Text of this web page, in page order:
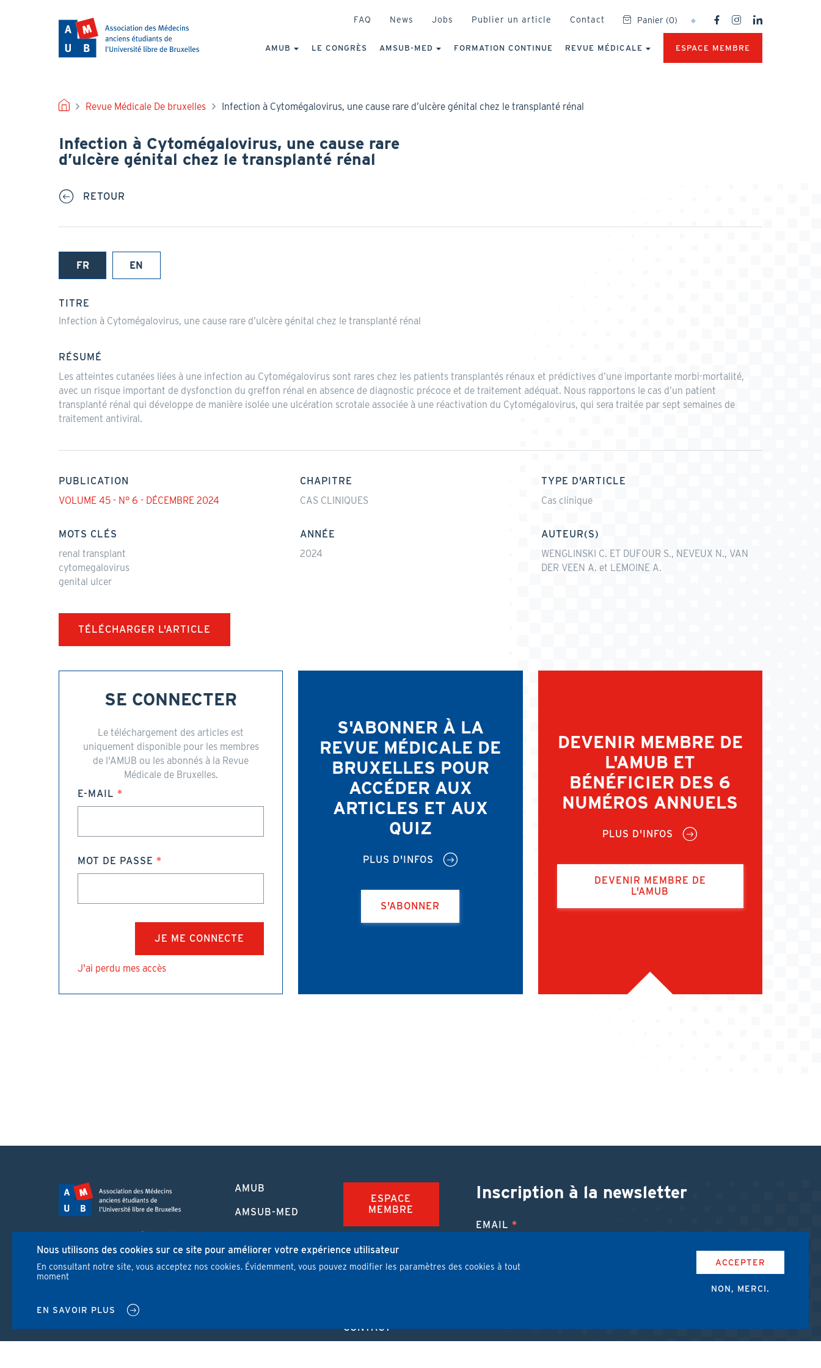
HEADER
FAQ News Jobs Publier un article Contact Panier (0)
SOCIAL
NETWORKS
PRINCIPALE
AMUB LE CONGRÈS AMSUB-MED FORMATION CONTINUE REVUE MÉDICALE ESPACE MEMBRE
FIL
D'ARIANE
Revue Médicale De bruxelles Infection à Cytomégalovirus, une cause rare d’ulcère génital chez le transplanté rénal
Infection à Cytomégalovirus, une cause rare
d’ulcère génital chez le transplanté rénal
RETOUR
FR
(onglet
EN
TITRE
Infection à Cytomégalovirus, une cause rare d’ulcère génital chez le transplanté rénal
RÉSUMÉ
Les atteintes cutanées liées à une infection au Cytomégalovirus sont rares chez les patients transplantés rénaux et prédictives d’une importante morbi-mortalité,
avec un risque important de dysfonction du greffon rénal en absence de diagnostic précoce et de traitement adéquat. Nous rapportons le cas d’un patient
transplanté rénal qui développe de manière isolée une ulcération scrotale associée à une réactivation du Cytomégalovirus, qui sera traitée par sept semaines de
traitement antiviral.
PUBLICATION
VOLUME 45 - N° 6 - DÉCEMBRE 2024
CHAPITRE
CAS CLINIQUES
TYPE D'ARTICLE
Cas clinique
MOTS CLÉS
renal transplant
cytomegalovirus
genital ulcer
ANNÉE
2024
AUTEUR(S)
WENGLINSKI C. ET DUFOUR S., NEVEUX N., VAN
DER VEEN A. et LEMOINE A.
TÉLÉCHARGER L'ARTICLE
SE CONNECTER
Le téléchargement des articles est
uniquement disponible pour les membres
de l'AMUB ou les abonnés à la Revue
Médicale de Bruxelles.
E-MAIL
MOT DE PASSE
J'ai perdu mes accès
S'ABONNER À LA
REVUE MÉDICALE DE
BRUXELLES POUR
ACCÉDER AUX
ARTICLES ET AUX
QUIZ
PLUS D'INFOS
S'ABONNER
DEVENIR MEMBRE DE
L'AMUB ET
BÉNÉFICIER DES 6
NUMÉROS ANNUELS
PLUS D'INFOS
DEVENIR MEMBRE DE
L'AMUB
Route de Lennik 808/612
1070 Bruxelles
+32 2 555 67 94
SOCIAL
MENU
PIED
PAGE
AMUB
AMSUB-MED
FORMATION
CONTINUE
REVUE MÉDICALE
ESPACE
MEMBRE
FAQ
JOBS
CONTACT
Inscription à la newsletter
EMAIL
J'ai lu et j'accepte les conditions d'utilisation de l'AMUB.
Nous utilisons des cookies sur ce site pour améliorer votre expérience utilisateur
En consultant notre site, vous acceptez nos cookies. Évidemment, vous pouvez modifier les paramètres des cookies à tout
moment
EN SAVOIR PLUS
ACCEPTER
NON, MERCI.